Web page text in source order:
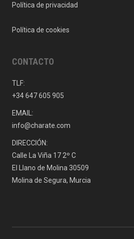
Política de privacidad
Política de cookies
CONTACTO
TLF:
+34 647 605 905
EMAIL:
info@charate.com
DIRECCIÓN:
Calle La Viña 17 2º C
El Llano de Molina 30509
Molina de Segura, Murcia